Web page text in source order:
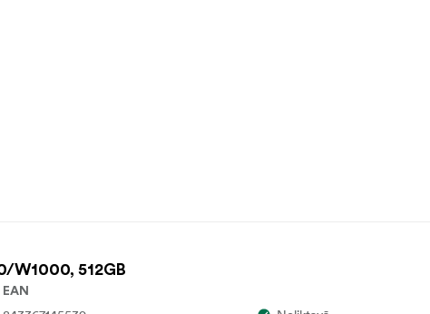
W1000, 512GB
EAN